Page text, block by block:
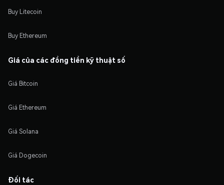
Buy Litecoin
Buy Ethereum
Giá của các đồng tiền kỹ thuật số
Giá Bitcoin
Giá Ethereum
Giá Solana
Giá Dogecoin
Đối tác